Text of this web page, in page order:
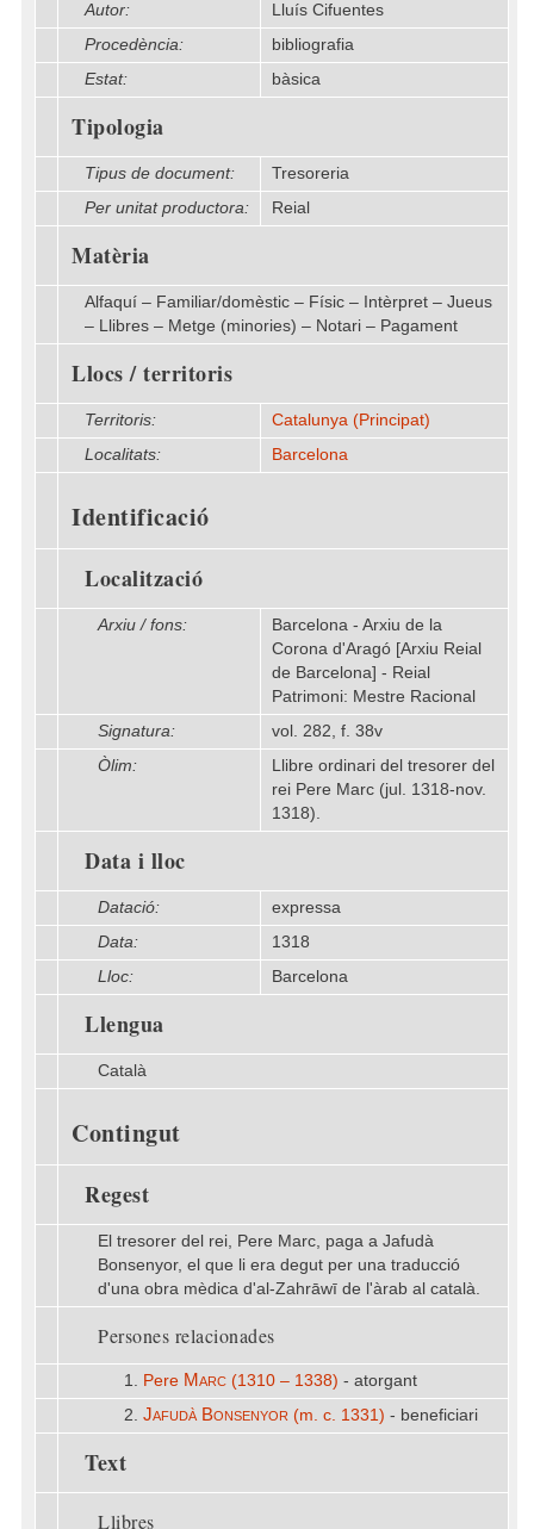
Autor:
Lluís Cifuentes
Procedència:
bibliografia
Estat:
bàsica
Tipologia
Tipus de document:
Tresoreria
Per unitat productora:
Reial
Matèria
Alfaquí – Familiar/domèstic – Físic – Intèrpret – Jueus
– Llibres – Metge (minories) – Notari – Pagament
Llocs / territoris
Territoris:
Catalunya (Principat)
Localitats:
Barcelona
Identificació
Localització
Arxiu / fons:
Barcelona - Arxiu de la
Corona d'Aragó [Arxiu Reial
de Barcelona] - Reial
Patrimoni: Mestre Racional
Signatura:
vol. 282, f. 38v
Òlim:
Llibre ordinari del tresorer del
rei Pere Marc (jul. 1318-nov.
1318).
Data i lloc
Datació:
expressa
Data:
1318
Lloc:
Barcelona
Llengua
Català
Contingut
Regest
El tresorer del rei, Pere Marc, paga a Jafudà
Bonsenyor, el que li era degut per una traducció
d'una obra mèdica d'al-Zahrāwī de l'àrab al català.
Persones relacionades
1. Pere Marc (1310 – 1338) - atorgant
2. Jafudà Bonsenyor (m. c. 1331) - beneficiari
Text
Llibres